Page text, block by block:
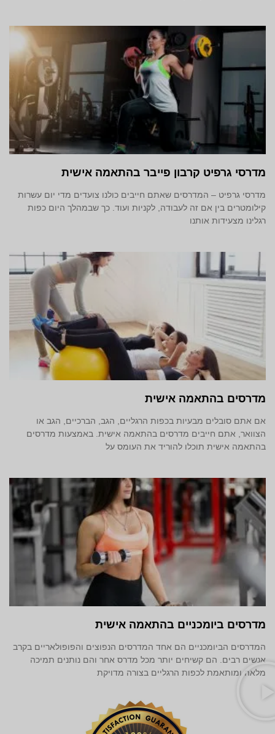
מדרסי גרפיט קרבון פייבר בהתאמה אישית
מדרסי גרפיט – המדרסים שאתם חייבים כולנו צועדים מדי יום עשרות
קילומטרים בין אם זה לעבודה, לקניות ועוד. כך שבמהלך היום כפות
רגלינו מצעידות אותנו
מדרסים בהתאמה אישית
אם אתם סובלים מבעיות בכפות הרגליים, הגב, הברכיים, הגב או
הצוואר, אתם חייבים מדרסים בהתאמה אישית. באמצעות מדרסים
בהתאמה אישית תוכלו להוריד את העומס על
מדרסים ביומכניים בהתאמה אישית
המדרסים הביומכניים הם אחד המדרסים הנפוצים והפופולאריים בקרב
אנשים רבים. הם קשיחים יותר מכל מדרס אחר והם נותנים תמיכה
מלאה ומותאמת לכפות הרגליים בצורה מדויקת